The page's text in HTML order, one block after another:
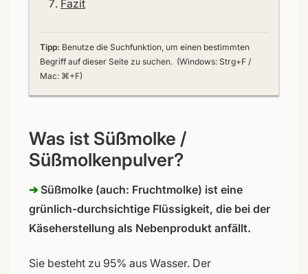
Fazit
Tipp: Benutze die Suchfunktion, um einen bestimmten
Begriff auf dieser Seite zu suchen. (Windows: Strg+F /
Mac: ⌘+F)
Was ist Süßmolke /
Süßmolkenpulver?
➔Süßmolke (auch: Fruchtmolke) ist eine
grünlich-durchsichtige Flüssigkeit, die bei der
Käseherstellung als Nebenprodukt anfällt.
Sie besteht zu 95% aus Wasser. Der